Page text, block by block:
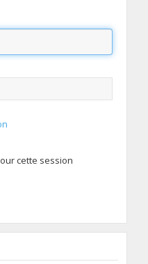
cette session